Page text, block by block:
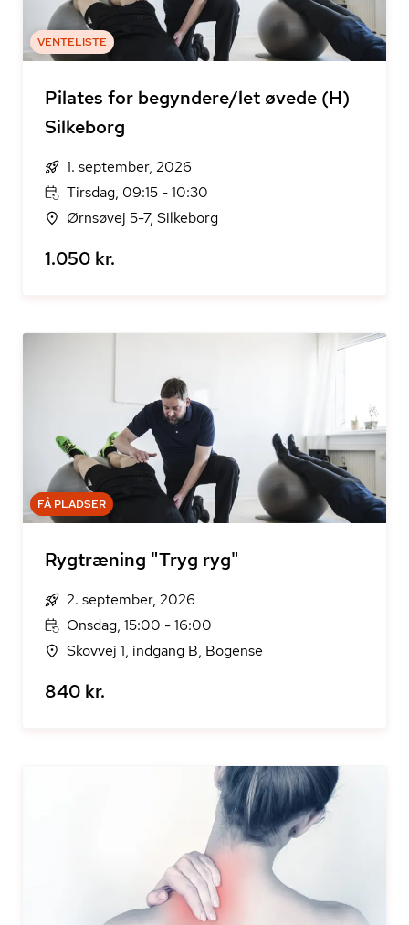
VENTELISTE
Pilates for begyndere/let øvede (H)
Silkeborg
1. september, 2026
Tirsdag, 09:15 - 10:30
Ørnsøvej 5-7, Silkeborg
1.050 kr.
FÅ PLADSER
Rygtræning "Tryg ryg"
2. september, 2026
Onsdag, 15:00 - 16:00
Skovvej 1, indgang B, Bogense
840 kr.